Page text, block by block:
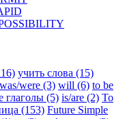
учить слова (15)
was/were (3) will (6) to be
глаголы (5) is/are (2) To
(153) Future Simple